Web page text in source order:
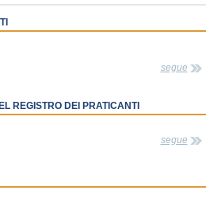
segue
REGISTRO DEI PRATICANTI
segue